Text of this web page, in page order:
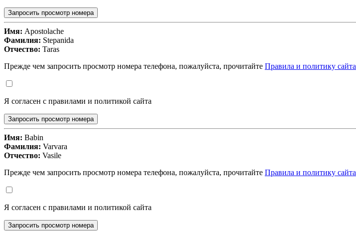
Запросить просмотр номера
Имя: Apostolache
Фамилия: Stepanida
Отчество: Taras
Прежде чем запросить просмотр номера телефона, пожалуйста, прочитайте Правила и политику сайта
Я согласен с правилами и политикой сайта
Запросить просмотр номера
Имя: Babin
Фамилия: Varvara
Отчество: Vasile
Прежде чем запросить просмотр номера телефона, пожалуйста, прочитайте Правила и политику сайта
Я согласен с правилами и политикой сайта
Запросить просмотр номера